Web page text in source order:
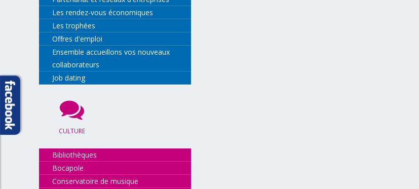
Les rendez-vous économiques
Les trophées
Offres d'emploi
Ensemble accueillons vos nouveaux
collaborateurs
Job dating
CULTURE
Bibliothèques
Bocapole
Conservatoire de musique